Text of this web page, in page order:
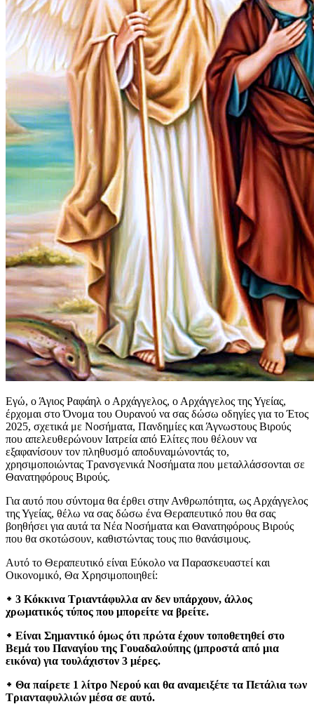
Εγώ, ο Άγιος Ραφάηλ ο Αρχάγγελος, ο Αρχάγγελος της Υγείας,
έρχομαι στο Όνομα του Ουρανού να σας δώσω οδηγίες για το Έτος
2025, σχετικά με Νοσήματα, Πανδημίες και Άγνωστους Βιρούς
που απελευθερώνουν Ιατρεία από Ελίτες που θέλουν να
εξαφανίσουν τον πληθυσμό αποδυναμώνοντάς το,
χρησιμοποιώντας Τρανσγενικά Νοσήματα που μεταλλάσσονται σε
Θανατηφόρους Βιρούς.
Για αυτό που σύντομα θα έρθει στην Ανθρωπότητα, ως Αρχάγγελος
της Υγείας, θέλω να σας δώσω ένα Θεραπευτικό που θα σας
βοηθήσει για αυτά τα Νέα Νοσήματα και Θανατηφόρους Βιρούς
που θα σκοτώσουν, καθιστώντας τους πιο θανάσιμους.
Αυτό το Θεραπευτικό είναι Εύκολο να Παρασκευαστεί και
Οικονομικό, Θα Χρησιμοποιηθεί:
᛭ 3 Κόκκινα Τριαντάφυλλα αν δεν υπάρχουν, άλλος
χρωματικός τύπος που μπορείτε να βρείτε.
᛭ Είναι Σημαντικό όμως ότι πρώτα έχουν τοποθετηθεί στο
Βεμά του Παναγίου της Γουαδαλούπης (μπροστά από μια
εικόνα) για τουλάχιστον 3 μέρες.
᛭ Θα παίρετε 1 λίτρο Νερού και θα αναμειξέτε τα Πετάλια των
Τριανταφυλλιών μέσα σε αυτό.